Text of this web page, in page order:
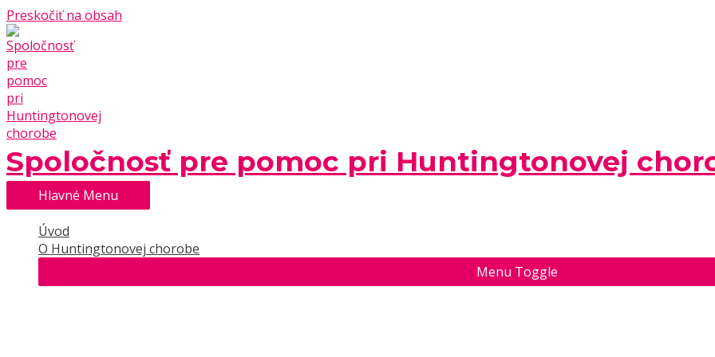
Preskočiť na obsah
Spoločnosť pre pomoc pri Huntingtonovej
Hlavné Menu
Úvod
O Huntingtonovej chorobe
Menu Toggle